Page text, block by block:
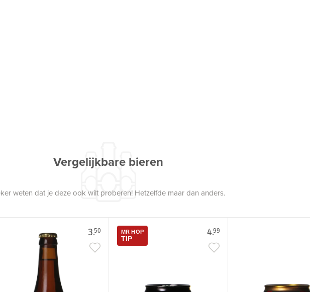
Vergelijkbare bieren
weten dat je deze ook wilt proberen! Hetzelfde maar dan anders.
3.50 4.99
MR HOP
TIP